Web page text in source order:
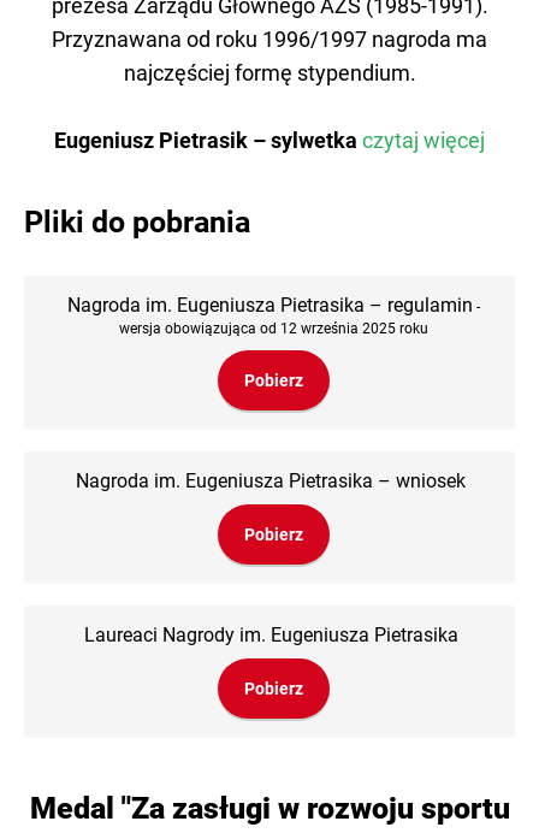
Przyznawana od roku 1996/1997 nagroda ma
najczęściej formę stypendium.
Eugeniusz Pietrasik – sylwetka czytaj więcej
Pliki do pobrania
Nagroda im. Eugeniusza Pietrasika – regulamin -
wersja obowiązująca od 12 września 2025 roku
Pobierz
Nagroda im. Eugeniusza Pietrasika – wniosek
Pobierz
Laureaci Nagrody im. Eugeniusza Pietrasika
Pobierz
Medal "Za zasługi w rozwoju sportu